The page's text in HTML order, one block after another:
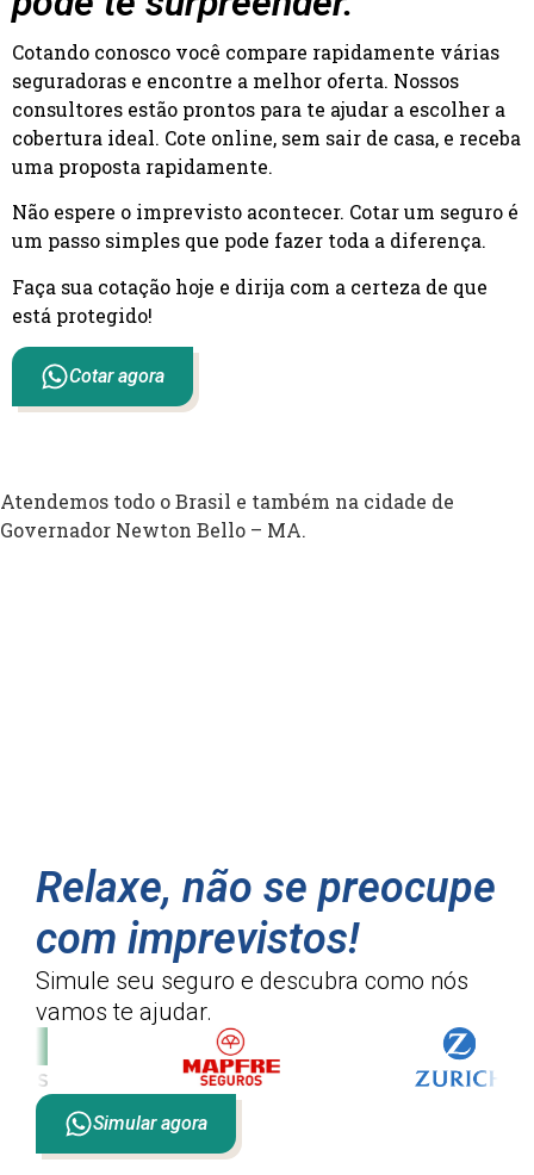
Cotando conosco você compare rapidamente várias
seguradoras e encontre a melhor oferta. Nossos
consultores estão prontos para te ajudar a escolher a
cobertura ideal. Cote online, sem sair de casa, e receba
uma proposta rapidamente.
Não espere o imprevisto acontecer. Cotar um seguro é
um passo simples que pode fazer toda a diferença.
Faça sua cotação hoje e dirija com a certeza de que
está protegido!
Cotar agora
Atendemos todo o Brasil e também na cidade de
Governador Newton Bello – MA.
Relaxe, não se preocupe
com imprevistos!
Simule seu seguro e descubra como nós
vamos te ajudar.
Simular agora